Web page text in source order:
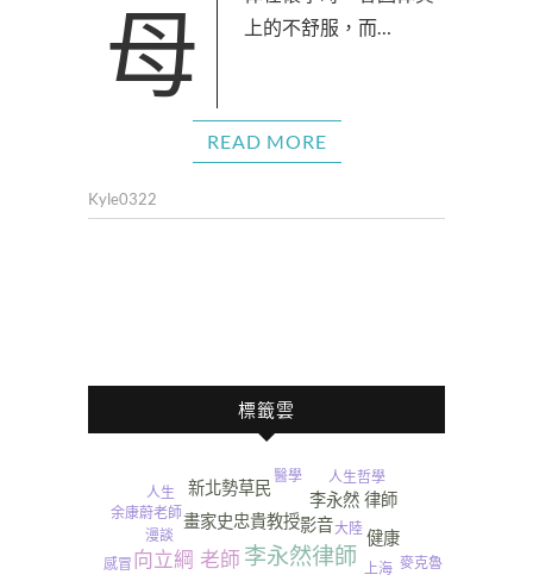
母体在懷孕時，會因体質 上的不舒服，而…
READ MORE
Kyle0322
標籤雲
李永然律師
向立綱 老師
畫家史忠貴教授
新北勢草民
李永然 律師
影音
健康
上海
余康蔚老師
醫學
麥克魯
大陸
漫談
人生哲學
感冒
人生